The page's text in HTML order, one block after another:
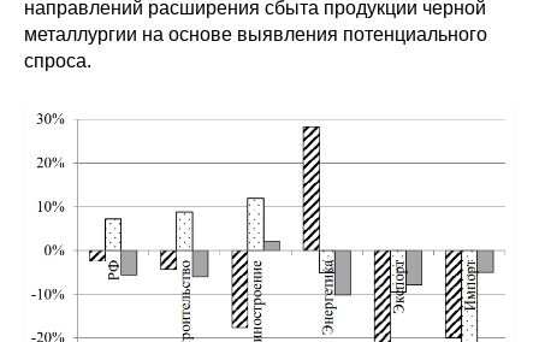
Об аспирантуре
Нормативные документы
Диссертационный совет
О совете
направлений расширения сбыта продукции черной
металлургии на основе выявления потенциального
спроса.